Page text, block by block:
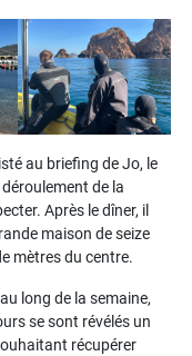
au briefing de Jo, le
de la
Après le dîner, il
maison de seize
mètres du centre.
long de la semaine,
se sont révélés un
récupérer